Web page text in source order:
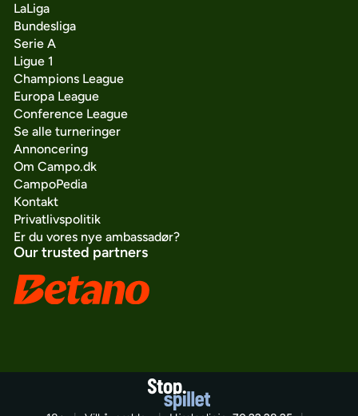
LaLiga
Bundesliga
Serie A
Ligue 1
Champions League
Europa League
Conference League
Se alle turneringer
Annoncering
Om Campo.dk
CampoPedia
Kontakt
Privatlivspolitik
Er du vores nye ambassadør?
Our trusted partners